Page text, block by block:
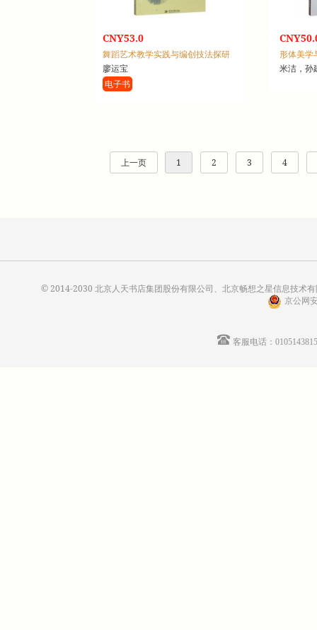
CNY53.0
舞蹈艺术教学实践与编创技法探研
廖运宝
电子书
形体美学
米洁，孙
上一页 1 2 3 4
© 2014-2030 北京人天书店集团股份有限公司、北京畅想之星信息技术
京公网
客服电话：